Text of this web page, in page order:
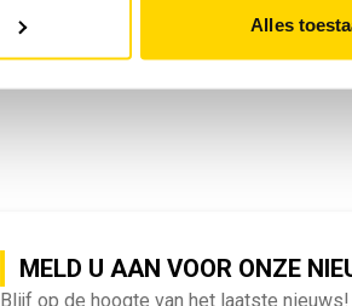
Alles
MELD U AAN VOOR ONZE
Blijf op de hoogte van het laatste nieuws!